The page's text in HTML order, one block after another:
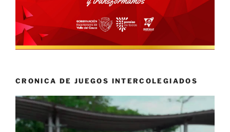
CRONICA DE JUEGOS INTERCOLEGIADOS
Reproductor
vídeo